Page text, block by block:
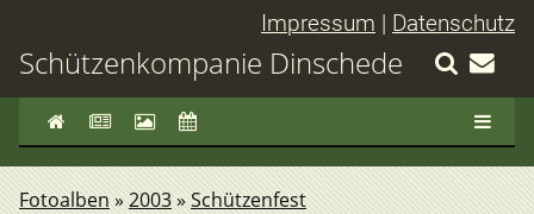
Impressum | Datenschutz
Schützenkompanie Dinschede
Fotoalben » 2003»Schützenfest